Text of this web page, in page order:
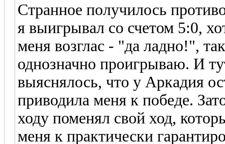
Странное получилось
я выигрывал со счетом 5:0,
меня возглас - "да ладно!",
однозначно проигрываю. И
выяснялось, что у Аркадия
приводила меня к победе.
ходу поменял свой ход,
меня к практически